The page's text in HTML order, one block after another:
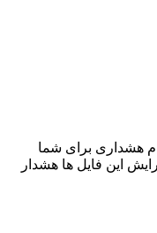
هشداری برای شما
این فایل ها هشدار